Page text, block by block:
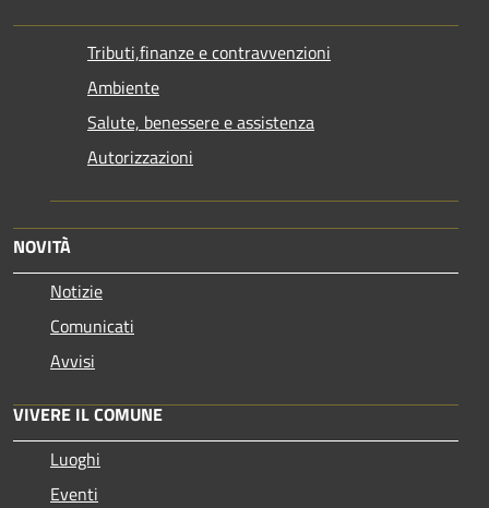
Tributi,finanze e contravvenzioni
Ambiente
Salute, benessere e assistenza
Autorizzazioni
NOVITÀ
Notizie
Comunicati
Avvisi
VIVERE IL COMUNE
Luoghi
Eventi